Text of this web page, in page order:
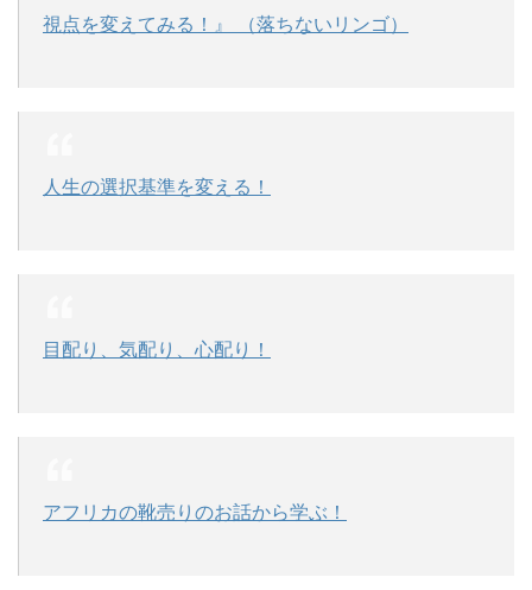
視点を変えてみる！』 （落ちないリンゴ）
人生の選択基準を変える！
目配り、気配り、心配り！
アフリカの靴売りのお話から学ぶ！